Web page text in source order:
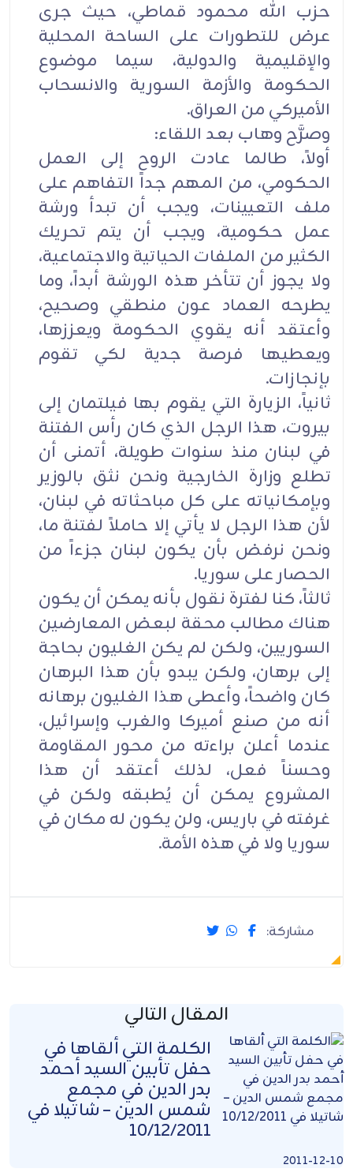
حزب الله محمود قماطي، حيث جرى
عرض للتطورات على الساحة المحلية
والإقليمية والدولية، سيما موضوع
الحكومة والأزمة السورية والانسحاب
الأميركي من العراق.
وصرَّح وهاب بعد اللقاء:
أولاً، طالما عادت الروح إلى العمل
الحكومي، من المهم جداً التفاهم على
ملف التعيينات، ويجب أن تبدأ ورشة
عمل حكومية، ويجب أن يتم تحريك
الكثير من الملفات الحياتية والاجتماعية،
ولا يجوز أن تتأخر هذه الورشة أبداً، وما
يطرحه العماد عون منطقي وصحيح،
وأعتقد أنه يقوي الحكومة ويعززها،
ويعطيها فرصة جدية لكي تقوم
بإنجازات.
ثانياً، الزيارة التي يقوم بها فيلتمان إلى
بيروت، هذا الرجل الذي كان رأس الفتنة
في لبنان منذ سنوات طويلة، أتمنى أن
تطلع وزارة الخارجية ونحن نثق بالوزير
وبإمكانياته على كل مباحثاته في لبنان،
لأن هذا الرجل لا يأتي إلا حاملاً لفتنة ما،
ونحن نرفض بأن يكون لبنان جزءاً من
الحصار على سوريا.
ثالثاً، كنا لفترة نقول بأنه يمكن أن يكون
هناك مطالب محقة لبعض المعارضين
السوريين، ولكن لم يكن الغليون بحاجة
إلى برهان، ولكن يبدو بأن هذا البرهان
كان واضحاً، وأعطى هذا الغليون برهانه
أنه من صنع أميركا والغرب وإسرائيل،
عندما أعلن براءته من محور المقاومة
وحسناً فعل، لذلك أعتقد أن هذا
المشروع يمكن أن يُطبقه ولكن في
غرفته في باريس، ولن يكون له مكان في
سوريا ولا في هذه الأمة.
مشاركة:
المقال التالي
الكلمة التي ألقاها في
حفل تأبين السيد أحمد
بدر الدين في مجمع
شمس الدين – شاتيلا في
10/12/2011
2011-12-10